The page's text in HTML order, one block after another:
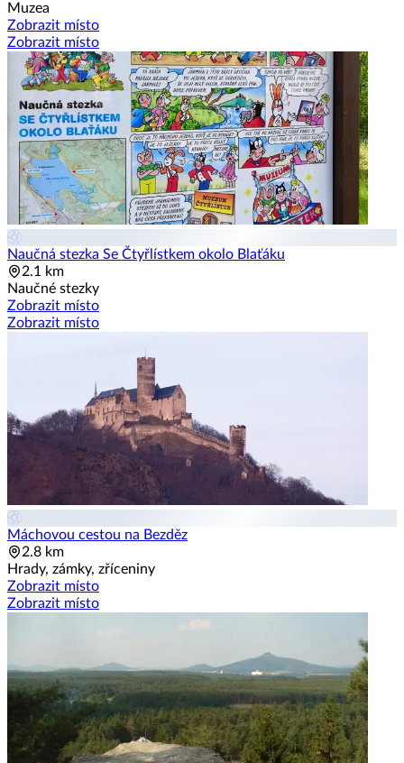
Muzea
Zobrazit místo
Zobrazit místo
Naučná stezka Se Čtyřlístkem okolo Blaťáku
2.1 km
Naučné stezky
Zobrazit místo
Zobrazit místo
Máchovou cestou na Bezděz
2.8 km
Hrady, zámky, zříceniny
Zobrazit místo
Zobrazit místo